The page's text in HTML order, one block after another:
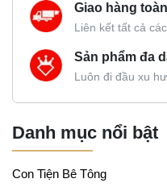
Giao hàng
Liên kết tất cả
Sản phẩm đa
Luôn đi đầu xu
Danh mục nổi bật
Con Tiện Bê Tông